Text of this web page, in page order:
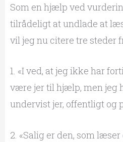
Som en hjælp ved
tilrådeligt at undlade at
vil jeg nu citere tre steder
1. «I ved, at jeg ikke har
være jer til hjælp, men jeg
undervist jer, offentligt og
2. «Salig er den, som